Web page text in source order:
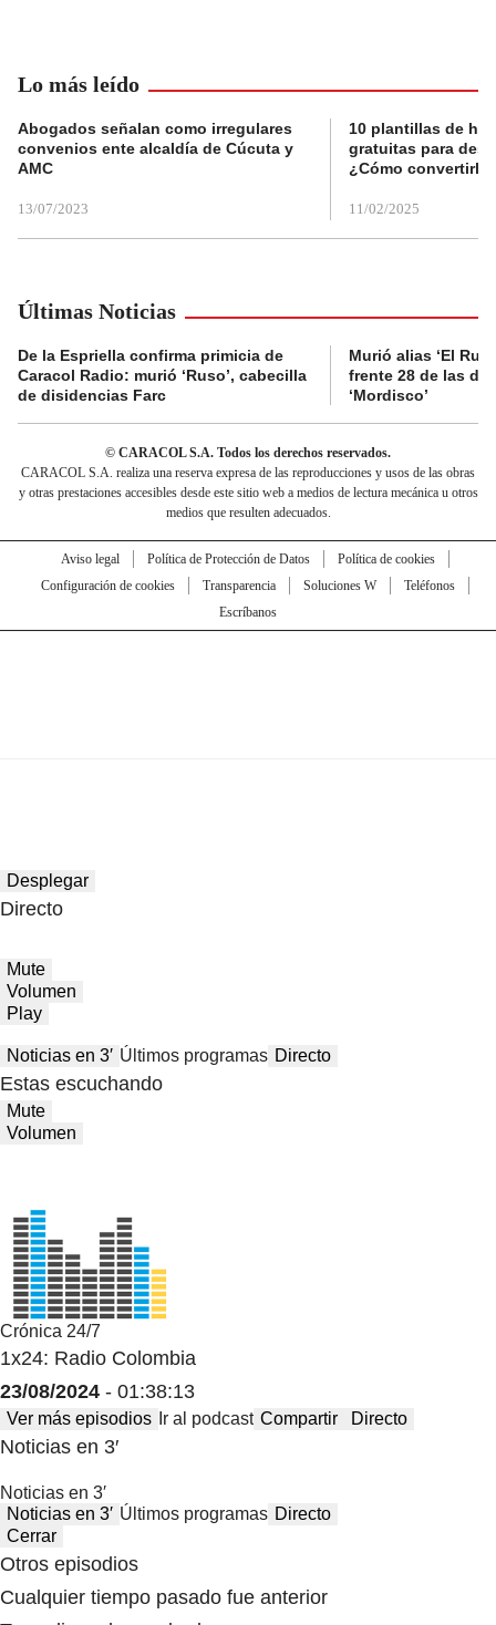
Lo más leído
Abogados señalan como irregulares
convenios ente alcaldía de Cúcuta y
AMC
13/07/2023
10 plantillas de
gratuitas para
¿Cómo convertirla
11/02/2025
Últimas Noticias
De la Espriella confirma primicia de
Caracol Radio: murió ‘Ruso’, cabecilla
de disidencias Farc
Murió alias ‘El
frente 28 de las
‘Mordisco’
© CARACOL S.A. Todos los derechos reservados.
CARACOL S.A. realiza una reserva expresa de las reproducciones y usos de las obras
y otras prestaciones accesibles desde este sitio web a medios de lectura mecánica u otros
medios que resulten adecuados.
Aviso legal Política de Protección de Datos
Política de cookies
Configuración de cookies
Transparencia Soluciones W
Teléfonos
Escríbanos
Desplegar
Directo
Mute
Volumen
Play
Noticias en 3′ Últimos programas Directo
Estas escuchando
Mute
Volumen
Crónica 24/7
1x24: Radio Colombia
23/08/2024 - 01:38:13
Ver más episodios Ir al podcast Compartir Directo
Noticias en 3′
Noticias en 3′
Noticias en 3′ Últimos programas Directo
Cerrar
Otros episodios
Cualquier tiempo pasado fue anterior